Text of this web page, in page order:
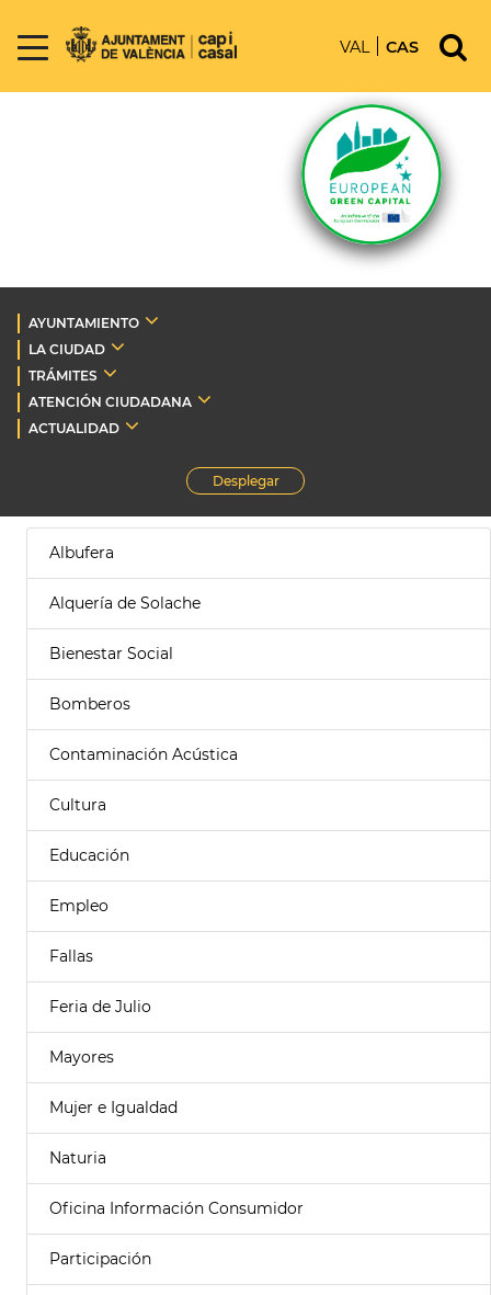
VAL CAS
AYUNTAMIENTO
LA CIUDAD
TRÁMITES
ATENCIÓN CIUDADANA
ACTUALIDAD
Desplegar
Albufera
Alquería de Solache
Bienestar Social
Bomberos
Contaminación Acústica
Cultura
Educación
Empleo
Fallas
Feria de Julio
Mayores
Mujer e Igualdad
Naturia
Oficina Información Consumidor
Participación